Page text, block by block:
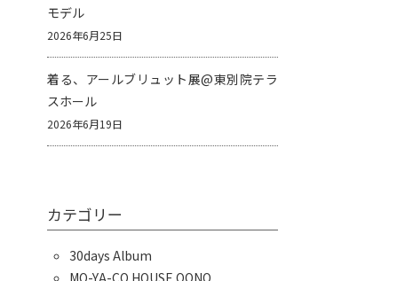
モデル
2026年6月25日
着る、アールブリュット展@東別院テラ
スホール
2026年6月19日
カテゴリー
30days Album
MO-YA-CO HOUSE OONO